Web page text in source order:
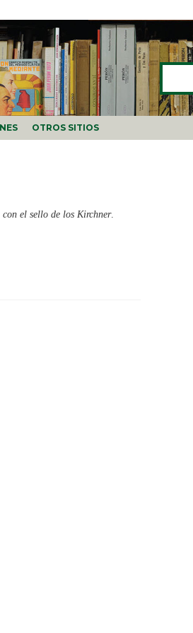
Buscar
OTROS SITIOS
el sello de los Kirchner.